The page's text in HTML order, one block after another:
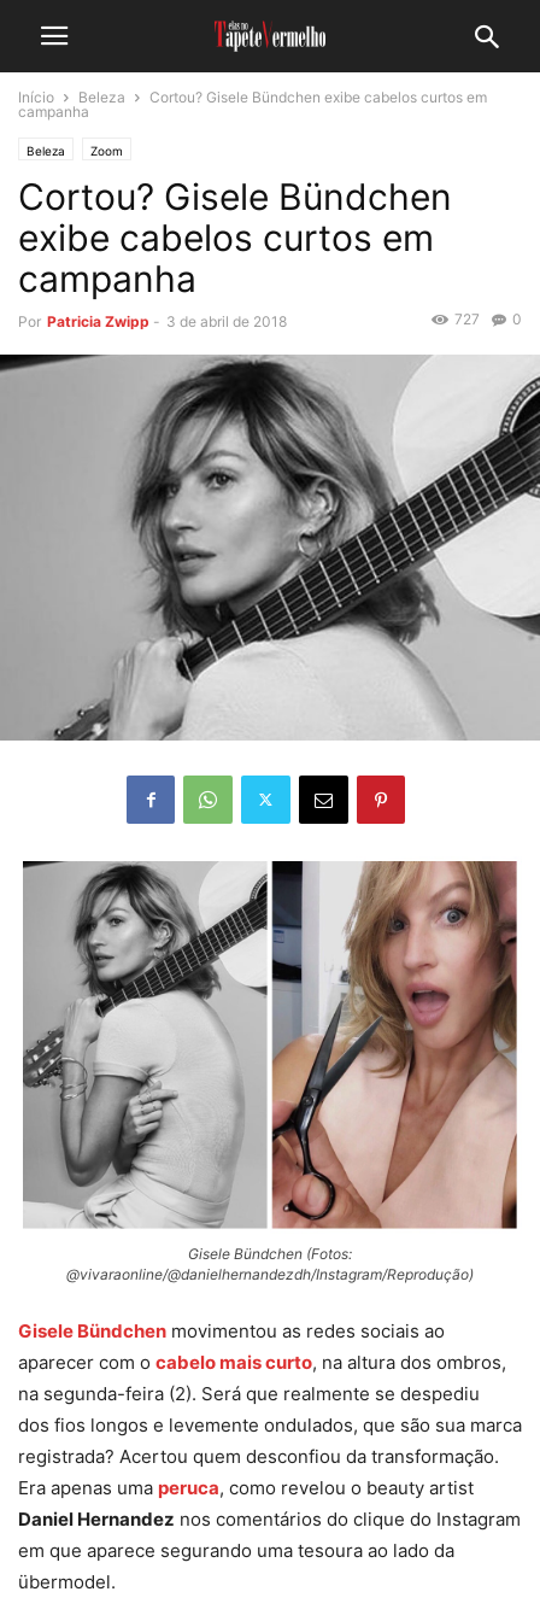
Início Beleza
Cortou? Gisele Bündchen exibe cabelos curtos em
campanha
Beleza Zoom
Cortou? Gisele Bündchen
exibe cabelos curtos em
campanha
Por Patricia Zwipp - 3 de abril de 2018 0
727
Gisele Bündchen (Fotos:
@vivaraonline/@danielhernandezdh/Instagram/Reprodução)
Gisele Bündchen movimentou as redes sociais ao
aparecer com o cabelo mais curto, na altura dos ombros,
na segunda-feira (2). Será que realmente se despediu
dos fios longos e levemente ondulados, que são sua marca
registrada? Acertou quem desconfiou da transformação.
Era apenas uma peruca, como revelou o beauty artist
Daniel Hernandez nos comentários do clique do Instagram
em que aparece segurando uma tesoura ao lado da
übermodel.